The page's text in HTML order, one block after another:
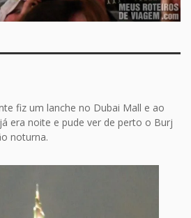
fiz um lanche no Dubai Mall e ao
era noite e pude ver de perto o Burj
noturna.